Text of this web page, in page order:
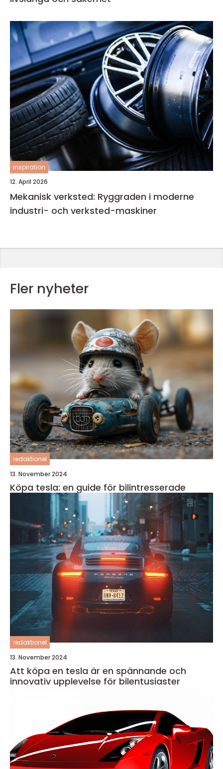
inspiration
12. April 2026
Mekanisk verksted: Ryggraden i moderne
industri- och verksted-maskiner
Fler nyheter
redaktionel
13. November 2024
Köpa tesla: en guide för bilintresserade
redaktionel
13. November 2024
Att köpa en tesla är en spännande och
innovativ upplevelse för bilentusiaster